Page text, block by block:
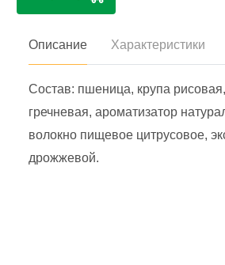
Описание Характеристики
Состав: пшеница, крупа
гречневая, ароматизатор
волокно пищевое цитрусовое,
дрожжевой.